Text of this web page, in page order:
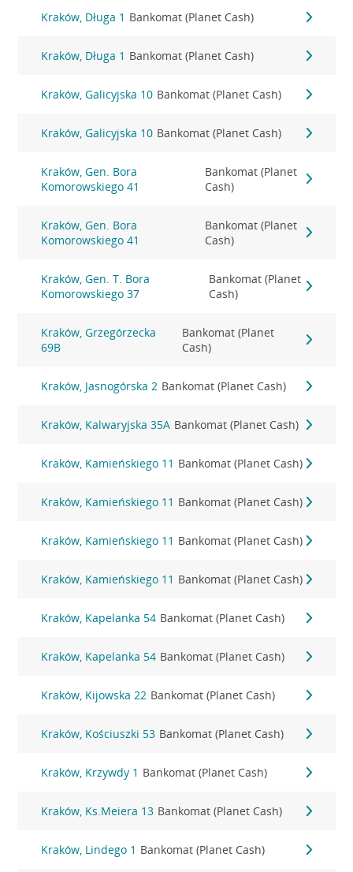
Kraków, Długa 1 Bankomat (Planet Cash)
Kraków, Długa 1 Bankomat (Planet Cash)
Kraków, Galicyjska 10 Bankomat (Planet Cash)
Kraków, Galicyjska 10 Bankomat (Planet Cash)
Kraków, Gen. Bora
Komorowskiego 41
Bankomat (Planet
Cash)
Kraków, Gen. Bora
Komorowskiego 41
Bankomat (Planet
Cash)
Kraków, Gen. T. Bora
Komorowskiego 37
Bankomat (Planet
Cash)
Kraków, Grzegórzecka
69B
Bankomat (Planet
Cash)
Kraków, Jasnogórska 2 Bankomat (Planet Cash)
Kraków, Kalwaryjska 35A Bankomat (Planet Cash)
Kraków, Kamieńskiego 11 Bankomat (Planet Cash)
Kraków, Kamieńskiego 11 Bankomat (Planet Cash)
Kraków, Kamieńskiego 11 Bankomat (Planet Cash)
Kraków, Kamieńskiego 11 Bankomat (Planet Cash)
Kraków, Kapelanka 54 Bankomat (Planet Cash)
Kraków, Kapelanka 54 Bankomat (Planet Cash)
Kraków, Kijowska 22 Bankomat (Planet Cash)
Kraków, Kościuszki 53 Bankomat (Planet Cash)
Kraków, Krzywdy 1 Bankomat (Planet Cash)
Kraków, Ks.Meiera 13 Bankomat (Planet Cash)
Kraków, Lindego 1 Bankomat (Planet Cash)